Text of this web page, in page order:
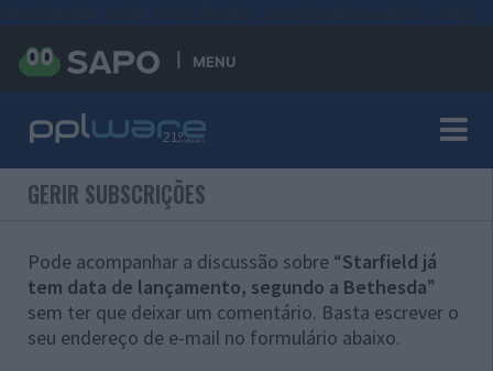
MENU
GERIR SUBSCRIÇÕES
Pode acompanhar a discussão sobre “Starfield já
tem data de lançamento, segundo a Bethesda”
sem ter que deixar um comentário. Basta escrever o
seu endereço de e-mail no formulário abaixo.